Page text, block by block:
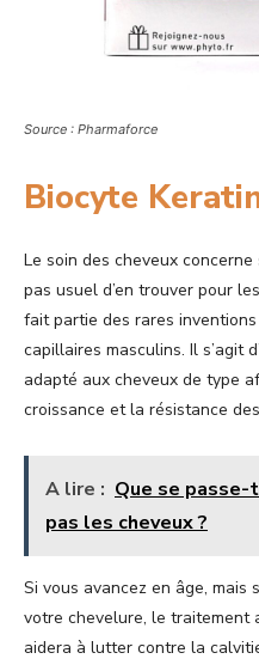
Source : Pharmaforce
Biocyte
Le soin des cheveux concerne
pas usuel d’en trouver pour
fait partie des rares
capillaires masculins. Il s’agit
adapté aux cheveux de type
croissance et la résistance
A lire : Que se passe-
pas les cheveux ?
Si vous avancez en âge, mais
votre chevelure, le traitement
aidera à lutter contre la